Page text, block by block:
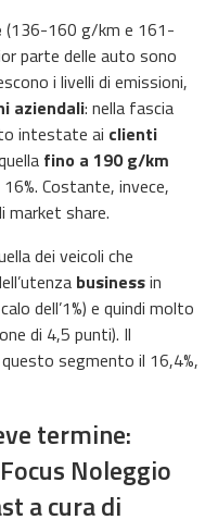
(136-160 g/km e 161-
parte delle auto sono
i livelli di emissioni,
aziendali: nella fascia
intestate ai clienti
fino a 190 g/km
Costante, invece,
market share.
dei veicoli che
businessin
dell’1%) e quindi molto
di 4,5 punti). Il
segmento il 16,4%,
termine:
Noleggio
a cura di